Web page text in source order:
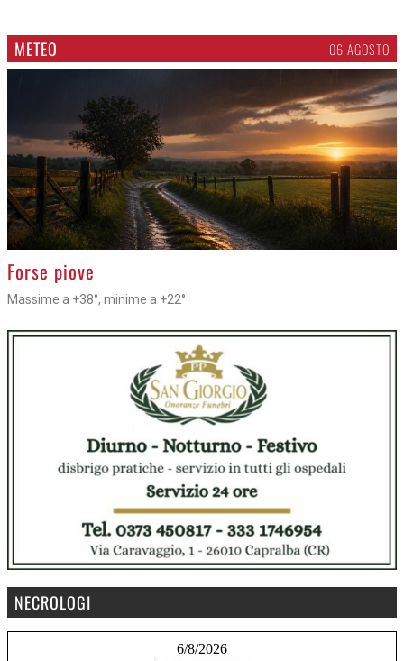
METEO 06 AGOSTO
>
Forse piove
Massime a +38°, minime a +22°
NECROLOGI
6/8/2026